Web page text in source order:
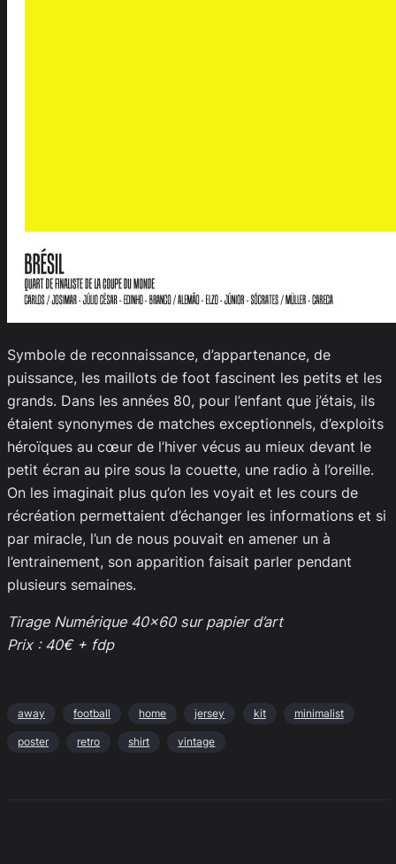
Symbole de reconnaissance, d’appartenance, de
puissance, les maillots de foot fascinent les petits et les
grands. Dans les années 80, pour l’enfant que j’étais, ils
étaient synonymes de matches exceptionnels, d’exploits
héroïques au cœur de l’hiver vécus au mieux devant le
petit écran au pire sous la couette, une radio à l’oreille.
On les imaginait plus qu’on les voyait et les cours de
récréation permettaient d’échanger les informations et si
par miracle, l’un de nous pouvait en amener un à
l’entrainement, son apparition faisait parler pendant
plusieurs semaines.
Tirage Numérique 40×60 sur papier d’art
Prix : 40€ + fdp
away football home jersey kit minimalist
poster retro shirt vintage